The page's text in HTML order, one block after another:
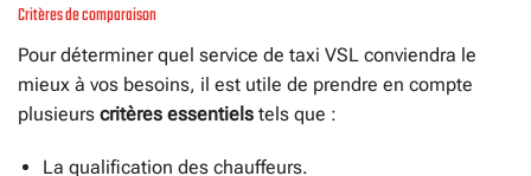
Critères de comparaison
Pour déterminer quel service de taxi VSL conviendra le
mieux à vos besoins, il est utile de prendre en compte
plusieurs critères essentiels tels que :
La qualification des chauffeurs.